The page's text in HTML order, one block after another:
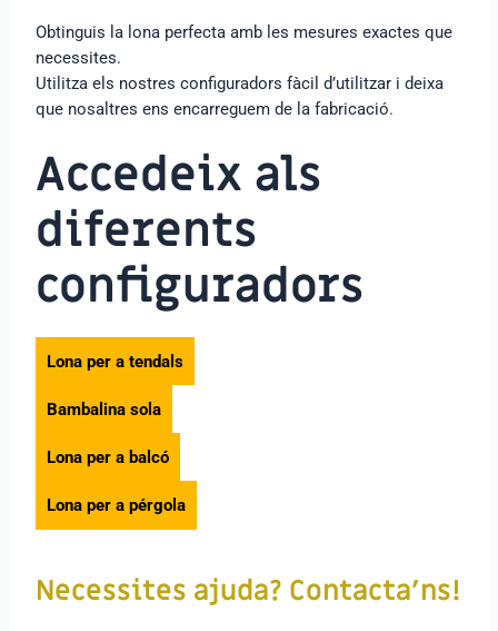
Obtinguis la lona perfecta amb les mesures exactes que
necessites.
Utilitza els nostres configuradors fàcil d’utilitzar i deixa
que nosaltres ens encarreguem de la fabricació.
Accedeix als
diferents
configuradors
Lona per a tendals
Bambalina sola
Lona per a balcó
Lona per a pérgola
Necessites ajuda? Contacta’ns!